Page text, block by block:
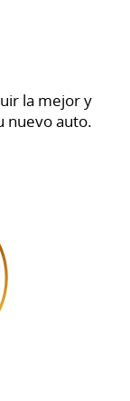
la mejor y
nuevo auto.